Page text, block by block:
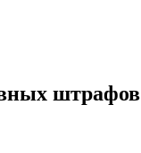
штрафов